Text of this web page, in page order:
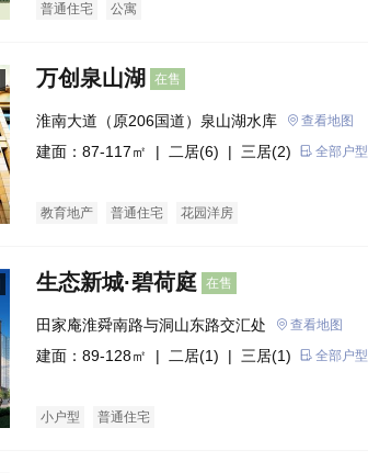
普通住宅 公寓
万创泉山湖 在售
淮南大道（原206国道）泉山湖水库 查看地图
建面：87-117㎡ | 二居(6) | 三居(2) 全部户型
教育地产 普通住宅 花园洋房
生态新城·碧荷庭 在售
田家庵淮舜南路与洞山东路交汇处 查看地图
建面：89-128㎡ | 二居(1) | 三居(1) 全部户型
小户型 普通住宅